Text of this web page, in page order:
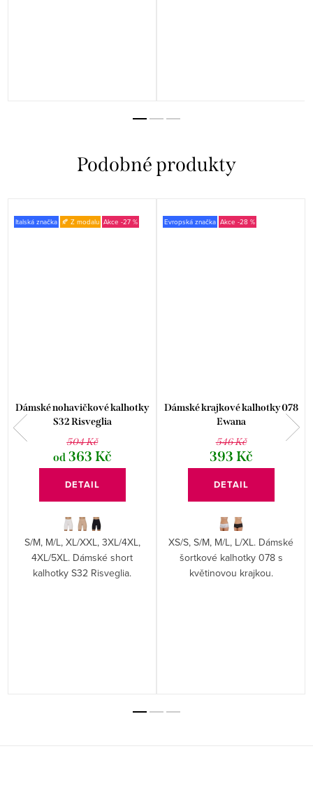
Italská značka 🍂 Z modalu -27 %
Dámské nohavičkové kalhotky
S32 Risveglia
504 Kč
od363 Kč
DETAIL
S/M, M/L, XL/XXL, 3XL/4XL,
4XL/5XL. Dámské short
kalhotky S32 Risveglia.
Evropská značka -28 %
Dámské krajkové kalhotky 078
Ewana
546 Kč
393 Kč
DETAIL
XS/S, S/M, M/L, L/XL. Dámské
šortkové kalhotky 078 s
květinovou krajkou.